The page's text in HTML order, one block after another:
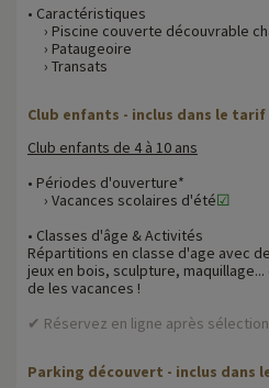
• Caractéristiques
› Piscine couverte découvrable
› Pataugeoire
› Transats
Club enfants - inclus dans le tarif
Club enfants de 4 à 10 ans
• Périodes d'ouverture*
› Vacances scolaires d'été☑
• Classes d'âge & Activités
Répartitions en classe d'age avec
jeux en bois, sculpture,
de les vacances !
✔ Réservez en ligne après
Parking découvert - inclus dans